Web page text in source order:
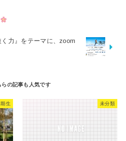
力』をテーマに、zoom
生 未分類